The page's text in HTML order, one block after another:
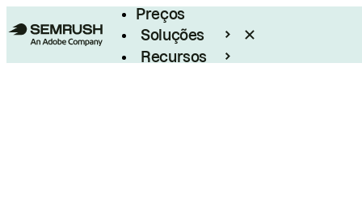
Preços
Soluções
Recursos